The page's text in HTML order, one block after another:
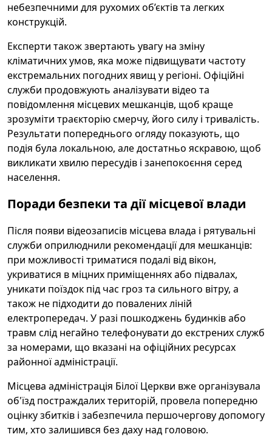
небезпечними для рухомих об’єктів та легких
конструкцій.
Експерти також звертають увагу на зміну
кліматичних умов, яка може підвищувати частоту
екстремальних погодних явищ у регіоні. Офіційні
служби продовжують аналізувати відео та
повідомлення місцевих мешканців, щоб краще
зрозуміти траєкторію смерчу, його силу і тривалість.
Результати попереднього огляду показують, що
подія була локальною, але достатньо яскравою, щоб
викликати хвилю пересудів і занепокоєння серед
населення.
Поради безпеки та дії місцевої влади
Після появи відеозаписів місцева влада і рятувальні
служби оприлюднили рекомендації для мешканців:
при можливості триматися подалі від вікон,
укриватися в міцних приміщеннях або підвалах,
уникати поїздок під час гроз та сильного вітру, а
також не підходити до повалених ліній
електропередач. У разі пошкоджень будинків або
травм слід негайно телефонувати до екстрених служб
за номерами, що вказані на офіційних ресурсах
районної адміністрації.
Місцева адміністрація Білої Церкви вже організувала
об'їзд постраждалих територій, провела попередню
оцінку збитків і забезпечила першочергову допомогу
тим, хто залишився без даху над головою.